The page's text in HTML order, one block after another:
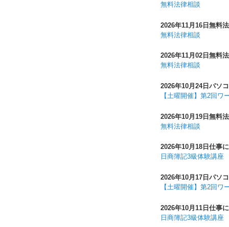
無料法律相談
2026年11月16日無料
無料法律相談
2026年11月02日 無料
無料法律相談
2026年10月24日 パソ
【土曜開催】第2回ワ
2026年10月19日無料
無料法律相談
2026年10月18日 仕事
日商簿記3級体験講座
2026年10月17日 パソ
【土曜開催】第2回ワ
2026年10月11日仕事
日商簿記3級体験講座